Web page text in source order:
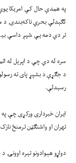
په همدې حال کې امريکا
لګېدلې بحري ناکه‌بندۍ د
تر دې دمه يې شپږ داسې
سره له دې چې د اپرېل له
د جګړې د بشپړ پای ته
رسېدلې.
ايران خبرداری ورکړی چې
تهران او واشنګټن ترمنځ
دواړو هېوادونو تېره